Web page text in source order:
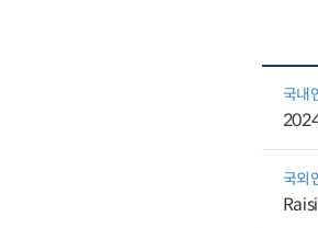
국내
국외